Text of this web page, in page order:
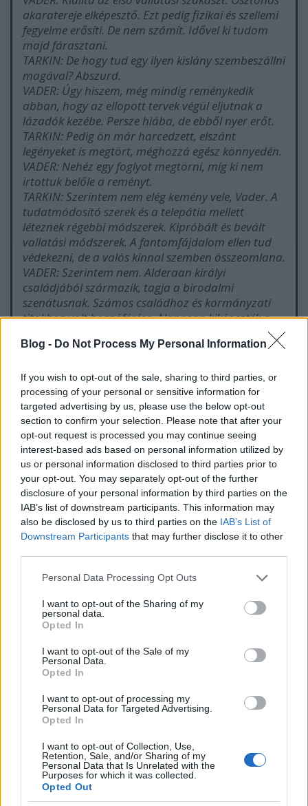
Blog - Do Not Process My Personal Information
If you wish to opt-out of the sale, sharing to third parties, or
processing of your personal or sensitive information for
targeted advertising by us, please use the below opt-out
section to confirm your selection. Please note that after your
opt-out request is processed you may continue seeing
interest-based ads based on personal information utilized by
us or personal information disclosed to third parties prior to
your opt-out. You may separately opt-out of the further
disclosure of your personal information by third parties on the
IAB’s list of downstream participants. This information may
also be disclosed by us to third parties on the IAB’s List of
Downstream Participants that may further disclose it to other
Please note that this website/app uses one or more Google
not limited to your visit or usage behaviour. You may click to
grant or deny consent to Google and its third-party tags to
use your data for below specified purposes in below Google
consent section.
Personal Data Processing Opt Outs
I want to opt-out of the Sharing of my
personal data.
Opted In
I want to opt-out of the Sale of my
Personal Data.
Opted In
I want to opt-out of processing my
Personal Data for Targeted Advertising.
Opted In
I want to opt-out of Collection, Use,
Retention, Sale, and/or Sharing of my
Personal Data that Is Unrelated with the
Purposes for which it was collected.
Opted Out
akaratereje elképesztő. Ezt pedig fizikai és szellemi
fegyelme erősíti. De nem számít. Idővel ki tudom
majd fárasztani.
TARKIN: De hogy tud egy ilyen kislány szembeszállni
magával? Abszurd.
VADER: Úgy hiszem, még mindig reménykedik
abban, hogy az ellopott tervek végül eljutnak a
lázadók kezébe. Persze hiába, de ebből nyer erőt.
TARKIN: Pedig ön már harcedzett, elszánt
legényeket is megtört, méghozzá egész könnyedén.
VADER: Nehéz egy foglyot megtörni, míg ki nem
irtottuk belőle a reményt.
TARKIN: Szerintem nem elég kemény vele, Vader. A
tudatmódosító szerek és a telepátia mellett
léteznek régebbi módszerek. Kipróbált és bevált
vallatási módszerek. A fantomfájdalom ellen tud
védekezni, de a valós kínnal szemben összeomlana.
VADER: Szerintem nem. Alderaan királyi
családjából származik, tagja a birodalmi
szenátusnak. Számos családhoz és kormányzati
titokhoz volt hozzáférése. Alaposan kiképezték a
brutálisan kellene kínoznom, hogy valószínűleg
TARKIN: És akkor? Valamikor amúgy is meg kell tőle
szabadulnunk.
VADER: Csak ő vezethet el a lázadókhoz. Még nem
kockáztathatom meg a halálát.
TARKIN: Márpedig nincs sok ideje, Vader. Most,
hogy a Halálcsillag elkészült, a lehető
leggyorsabban határozott csapást kell mérnem a
lázadókra. Az Uralkodó nagy dolgokat vár ettől a
harcállomástól. És tőlem is.
VADER: A hercegnőtől kinyerhető információk
nélkül a legkomolyabb erőfeszítései is hiábavalók
lesznek. De biztosra veheti, hogy megszerzem őket.
TARKIN: Mindig is szükségtelenül kifinomultnak
tartottam a módszereit, Vader.
a javaslatokra.
TARKIN: Bölcs dolog. A hercegnőéhez hasonlatos
makacsságot fel lehet oldani, ha másvalakit is
bevonunk a játszmába.
VADER: Mire gondol?
TARKIN: Úgy vélem, itt az idő, hogy demonstráljuk
a Halálcsillag teljes erejét. Arra gondolok, hogy
olyan módon tehetnénk meg ezt, ami kétszeresen is
hasznunkra válik. Motti admirális?
MOTTI: Uram!
TARKIN: Továbbítsa a parancsot: irány az
Alderaan-rendszer.
MOTTI: Örömmel, Tarkin kormányzó. Vader
nagyúr. (távozik)